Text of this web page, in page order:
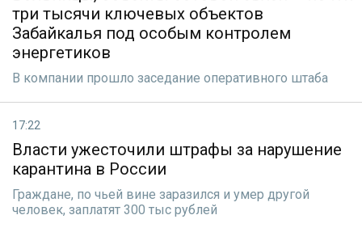
три тысячи ключевых объектов
Забайкалья под особым контролем
энергетиков
В компании прошло заседание оперативного штаба
17:22
Власти ужесточили штрафы за нарушение
карантина в России
Граждане, по чьей вине заразился и умер другой
человек, заплатят 300 тыс рублей